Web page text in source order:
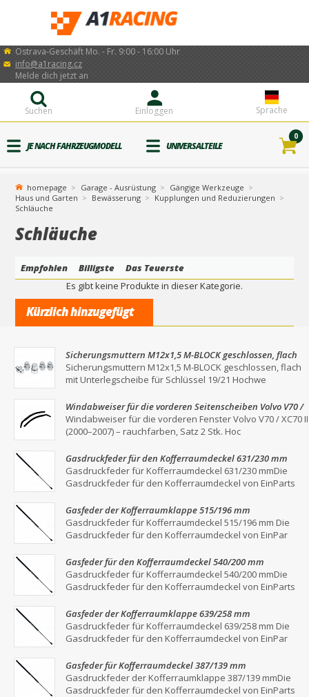
Ostrava-Geschäft Mo. - Fr. 9:00 - 16:00 Uhr
info@a1racing.cz
Sprache
Einloggen
Melde dich jetzt an
Suchen
JE NACH FAHRZEUGMODELL UNIVERSALTEILE
0
homepage Garage - Ausrüstung
Gängige Werkzeuge
Haus und Garten
Bewässerung
Kupplungen und Reduzierungen
Schläuche
Schläuche
Empfohlen Billigste
Das Teuerste
Es gibt keine Produkte in dieser Kategorie.
Kürzlich hinzugefügt
Sicherungsmuttern M12x1,5 M-BLOCK geschlossen, flach
mit Unterlegscheibe für Schlüssel 19/21
Sicherungsmuttern M12x1,5 M-BLOCK geschlossen, flach
mit Unterlegscheibe für Schlüssel 19/21 Hochwe
Windabweiser für die vorderen Seitenscheiben Volvo V70 /
XC70 II (2000–2007) – Rauchgrau, 2er-Set
Windabweiser für die vorderen Fenster Volvo V70 / XC70 II
(2000–2007) – rauchfarben, Satz 2 Stk. Hoc
Gasdruckfeder für den Kofferraumdeckel 631/230 mm
Gasdruckfeder für Kofferraumdeckel 631/230 mmDie
Gasdruckfeder für den Kofferraumdeckel von EinParts
Gasfeder der Kofferraumklappe 515/196 mm
Gasdruckfeder für Kofferraumdeckel 515/196 mm Die
Gasdruckfeder für den Kofferraumdeckel von EinPar
Gasfeder für den Kofferraumdeckel 540/200 mm
Gasdruckfeder für Kofferraumdeckel 540/200 mmDie
Gasdruckfeder für den Kofferraumdeckel von EinParts
Gasfeder der Kofferraumklappe 639/258 mm
Gasdruckfeder für Kofferraumdeckel 639/258 mm Die
Gasdruckfeder für den Kofferraumdeckel von EinPar
Gasfeder für Kofferraumdeckel 387/139 mm
Gasdruckfeder der Kofferraumklappe 387/139 mmDie
Gasdruckfeder für den Kofferraumdeckel von EinParts